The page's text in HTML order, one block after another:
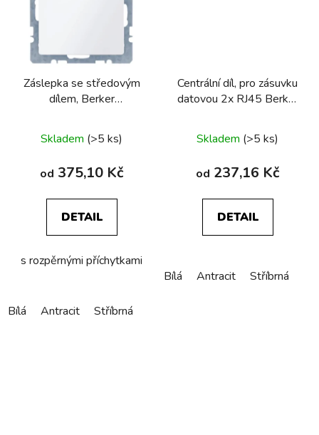
Záslepka se středovým
dílem, Berker
Skladem (>5 ks)
od 375,10 Kč
DETAIL
s rozpěrnými příchytkami
Bílá Antracit Stříbrná
Centrální díl, pro zásuvku
datovou 2x RJ45 Berker
Skladem (>5 ks)
od 237,16 Kč
DETAIL
Bílá Antracit Stříbrná